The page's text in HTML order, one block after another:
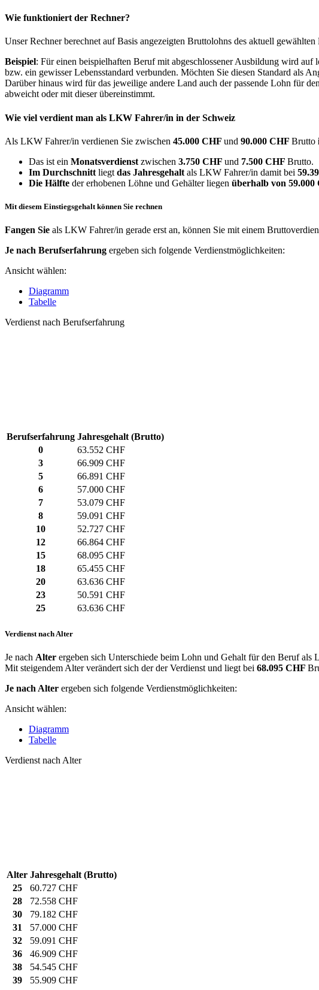
Wie funktioniert der Rechner?
Unser Rechner berechnet auf Basis angezeigten Bruttolohns des aktuell
Beispiel: Für einen beispielhaften Beruf mit abgeschlossener Ausbildung wird
bzw. ein gewisser Lebensstandard verbunden. Möchten Sie diesen Standard als
Darüber hinaus wird für das jeweilige andere Land auch der passende Lohn für
abweicht oder mit dieser übereinstimmt.
Wie viel verdient man als LKW Fahrer/in in der Schweiz
Als LKW Fahrer/in verdienen Sie zwischen 45.000 CHF und 90.000 CHF Brutto
Das ist ein Monatsverdienst zwischen 3.750 CHF und 7.500 CHF Brutto.
Im Durchschnitt liegt das Jahresgehalt als LKW Fahrer/in damit bei
Die Hälfte der erhobenen Löhne und Gehälter liegen überhalb von 59.000
Mit diesem Einstiegsgehalt können Sie rechnen
Fangen Sie als LKW Fahrer/in gerade erst an, können Sie mit einem
Je nach Berufserfahrung ergeben sich folgende Verdienstmöglichkeiten:
Ansicht wählen:
Diagramm
Tabelle
Verdienst nach Berufserfahrung
Berufserfahrung Jahresgehalt (Brutto)
0
63.552 CHF
3
66.909 CHF
5
66.891 CHF
6
57.000 CHF
7
53.079 CHF
8
59.091 CHF
10
52.727 CHF
12
66.864 CHF
15
68.095 CHF
18
65.455 CHF
20
63.636 CHF
23
50.591 CHF
25
63.636 CHF
Verdienst nach Alter
Je nach Alter ergeben sich Unterschiede beim Lohn und Gehalt für den Beruf
Mit steigendem Alter verändert sich der der Verdienst und liegt bei 68.095 CHF
Je nach Alter ergeben sich folgende Verdienstmöglichkeiten:
Ansicht wählen:
Diagramm
Tabelle
Verdienst nach Alter
Alter Jahresgehalt (Brutto)
25
60.727 CHF
28
72.558 CHF
30
79.182 CHF
31
57.000 CHF
32
59.091 CHF
36
46.909 CHF
38
54.545 CHF
39
55.909 CHF